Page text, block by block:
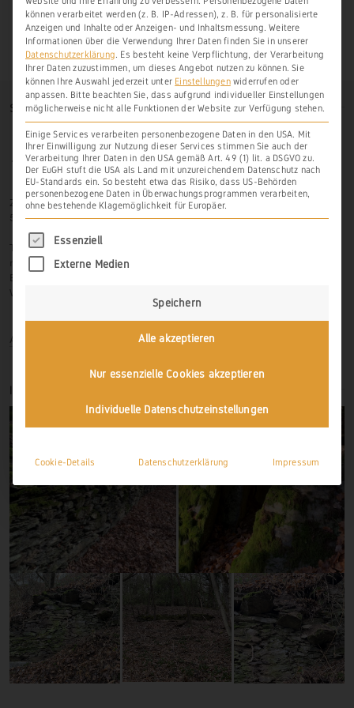
SO FINDEN SIE UNS
Zur Hasenlay 10
56379 Scheidt
Tel.: 06439-326 523
mobil: 0171-3445599
Email: info@weinbau-an-der-lahn.de
Web:
Anmelden
können verarbeitet werden (z. B. IP-Adressen), z. B. für personalisierte
Anzeigen und Inhalte oder Anzeigen- und Inhaltsmessung. Weitere
Informationen über die Verwendung Ihrer Daten finden Sie in unserer
Datenschutzerklärung. Es besteht keine Verpflichtung, der Verarbeitung
Ihrer Daten zuzustimmen, um dieses Angebot nutzen zu können. Sie
können Ihre Auswahl jederzeit unter Einstellungenwiderrufen oder
anpassen. Bitte beachten Sie, dass aufgrund individueller Einstellungen
möglicherweise nicht alle Funktionen der Website zur Verfügung stehen.
Einige Services verarbeiten personenbezogene Daten in den USA. Mit
Ihrer Einwilligung zur Nutzung dieser Services stimmen Sie auch der
Verarbeitung Ihrer Daten in den USA gemäß Art. 49 (1) lit. a DSGVO zu.
Der EuGH stuft die USA als Land mit unzureichendem Datenschutz nach
EU-Standards ein. So besteht etwa das Risiko, dass US-Behörden
personenbezogene Daten in Überwachungsprogrammen verarbeiten,
ohne bestehende Klagemöglichkeit für Europäer.
Es folgt eine Liste der Service-Gruppen, für
Essenziell
Externe Medien
Speichern
Alle akzeptieren
Nur essenzielle Cookies akzeptieren
Individuelle Datenschutzeinstellungen
Cookie-Details Datenschutzerklärung Impressum